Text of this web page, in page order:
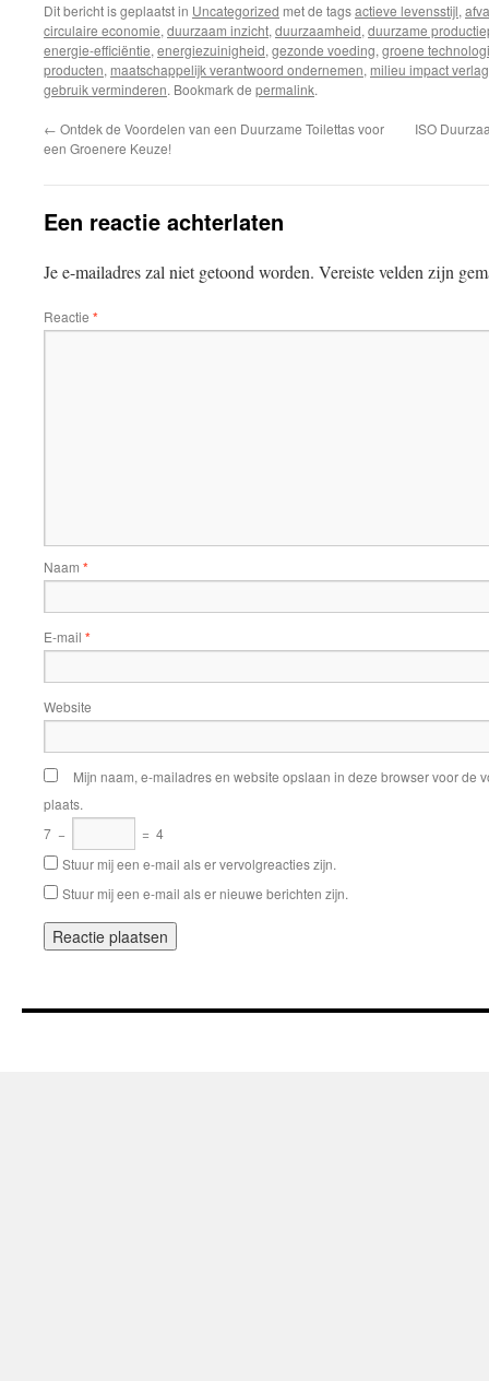
Dit bericht is geplaatst in Uncategorized met de tagsactieve levensstijl,
circulaire economie, duurzaam inzicht, duurzaamheid, duurzame
energie-efficiëntie, energiezuinigheid, gezonde voeding, groene
producten, maatschappelijk verantwoord ondernemen, milieu impact
gebruik verminderen. Bookmark de permalink.
← Ontdek de Voordelen van een Duurzame Toilettas voor
een Groenere Keuze!
ISO
Een reactie achterlaten
Je e-mailadres zal niet getoond worden. Vereiste velden zijn
Reactie *
Naam *
E-mail *
Website
Mijn naam, e-mailadres en website opslaan in deze browser voor de
plaats.
7 − = 4
Stuur mij een e-mail als er vervolgreacties zijn.
Stuur mij een e-mail als er nieuwe berichten zijn.